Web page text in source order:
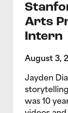
Arts
Intern
August 3,
Jayden
was 10